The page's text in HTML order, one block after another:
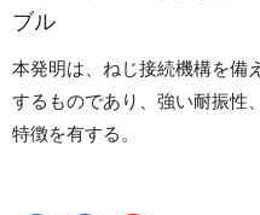
ブル
本発明は、ねじ接続機構を備
するものであり、強い耐振性
特徴を有する。